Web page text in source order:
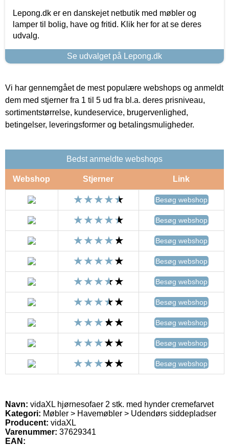
Lepong.dk er en danskejet netbutik med møbler og
lamper til bolig, have og fritid. Klik her for at se deres
udvalg.
Se udvalget på Lepong.dk
Vi har gennemgået de mest populære webshops og anmeldt
dem med stjerner fra 1 til 5 ud fra bl.a. deres prisniveau,
sortimentstørrelse, kundeservice, brugervenlighed,
betingelser, leveringsformer og betalingsmuligheder.
Bedst anmeldte webshops
Webshop Stjerner Link
Besøg webshop
Besøg webshop
Besøg webshop
Besøg webshop
Besøg webshop
Besøg webshop
Besøg webshop
Besøg webshop
Besøg webshop
Navn: vidaXL hjørnesofaer 2 stk. med hynder cremefarvet
Kategori: Møbler > Havemøbler > Udendørs siddepladser
Producent: vidaXL
Varenummer: 37629341
EAN: